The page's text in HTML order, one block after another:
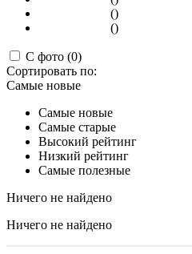
()
()
С фото (0)
Сортировать по:
Самые новые
Самые новые
Самые старые
Высокий рейтинг
Низкий рейтинг
Самые полезные
Ничего не найдено
Ничего не найдено